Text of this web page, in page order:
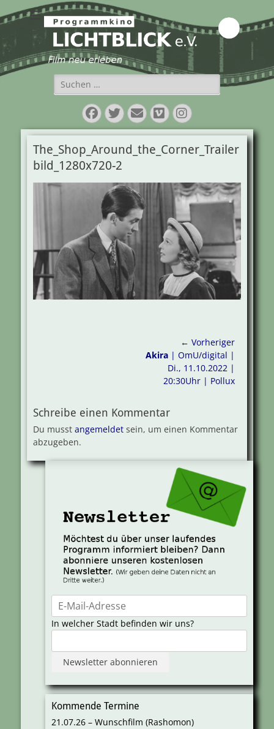
Programmkino
Lichtblick e.V.
Suchen
nach:
Facebook
Twitter
E-
Mail
VimeoInstagram
The_Shop_Around_the_Corner_Trailer
bild_1280x720-2
← Vorheriger
Vorheriger
Akira | OmU/digital |
Di., 11.10.2022 |
20:30Uhr | Pollux
Schreibe einen Kommentar
Du musst angemeldet sein, um einen Kommentar
abzugeben.
In welcher Stadt befinden wir uns?
Kommende Termine
21.07.26 – Wunschfilm (Rashomon)